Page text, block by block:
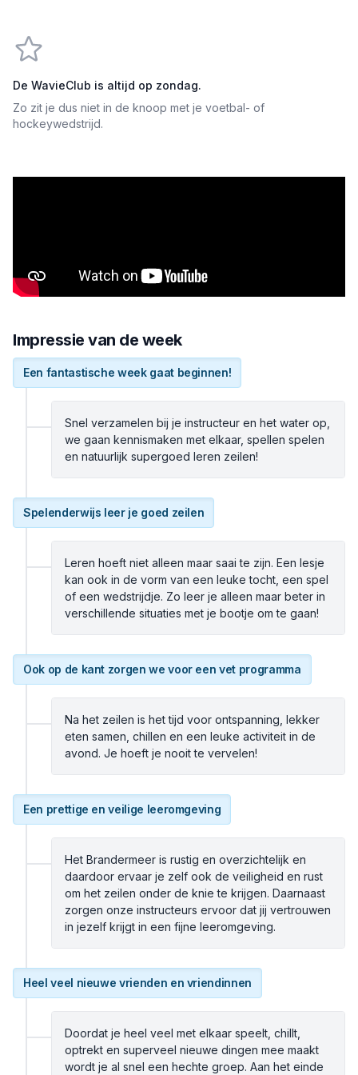
De WavieClub is altijd op zondag.
Zo zit je dus niet in de knoop met je voetbal- of
hockeywedstrijd.
Impressie van de week
Een fantastische week gaat beginnen!
Snel verzamelen bij je instructeur en het water op,
we gaan kennismaken met elkaar, spellen spelen
en natuurlijk supergoed leren zeilen!
Spelenderwijs leer je goed zeilen
Leren hoeft niet alleen maar saai te zijn. Een lesje
kan ook in de vorm van een leuke tocht, een spel
of een wedstrijdje. Zo leer je alleen maar beter in
verschillende situaties met je bootje om te gaan!
Ook op de kant zorgen we voor een vet programma
Na het zeilen is het tijd voor ontspanning, lekker
eten samen, chillen en een leuke activiteit in de
avond. Je hoeft je nooit te vervelen!
Een prettige en veilige leeromgeving
Het Brandermeer is rustig en overzichtelijk en
daardoor ervaar je zelf ook de veiligheid en rust
om het zeilen onder de knie te krijgen. Daarnaast
zorgen onze instructeurs ervoor dat jij vertrouwen
in jezelf krijgt in een fijne leeromgeving.
Heel veel nieuwe vrienden en vriendinnen
Doordat je heel veel met elkaar speelt, chillt,
optrekt en superveel nieuwe dingen mee maakt
wordt je al snel een hechte groep. Aan het einde